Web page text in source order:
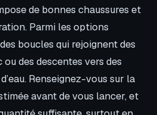
de bonnes chaussures et
Parmi les options
boucles qui rejoignent des
des descentes vers des
Renseignez-vous sur la
avant de vous lancer, et